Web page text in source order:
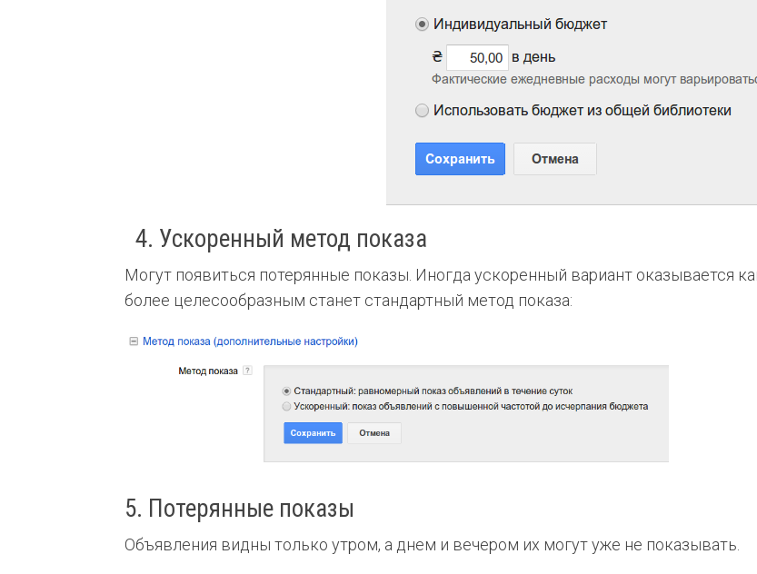
4. Ускоренный метод показа
Могут появиться потерянные показы. Иногда ускоренный вариант оказывается
более целесообразным станет стандартный метод показа:
5. Потерянные показы
Объявления видны только утром, а днем и вечером их могут уже не показывать.